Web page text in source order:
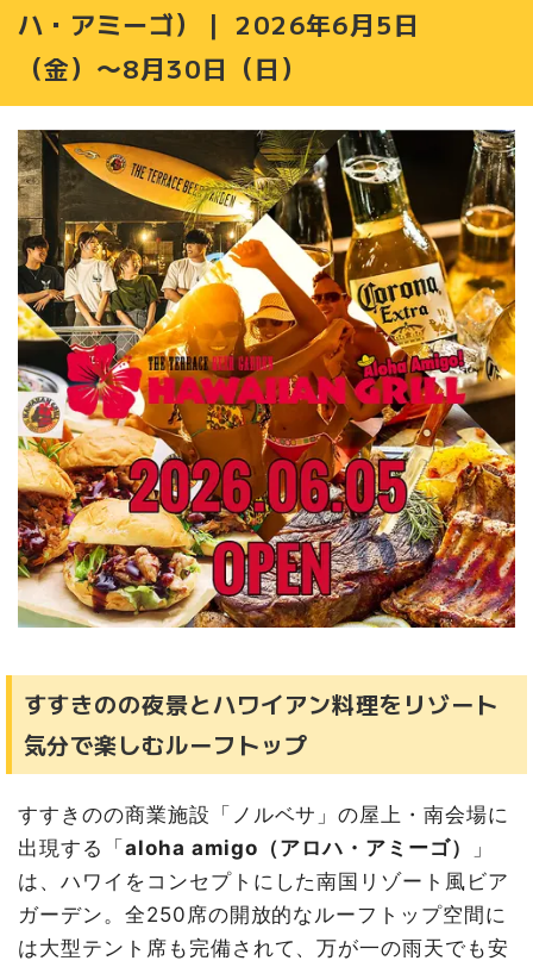
ハ・アミーゴ）｜ 2026年6月5日
（金）〜8月30日（日）
すすきのの夜景とハワイアン料理をリゾート
気分で楽しむルーフトップ
すすきのの商業施設「ノルベサ」の屋上・南会場に
出現する「aloha amigo（アロハ・アミーゴ）
」
は、ハワイをコンセプトにした南国リゾート風ビア
ガーデン。全250席の開放的なルーフトップ空間に
は大型テント席も完備されて、万が一の雨天でも安